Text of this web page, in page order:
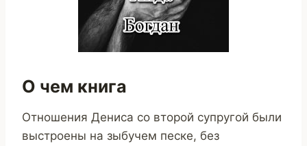
О чем книга
Отношения Дениса со второй супругой были
выстроены на зыбучем песке, без